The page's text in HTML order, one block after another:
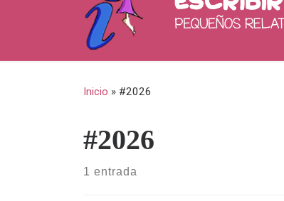
Inicio » #2026
#2026
1 entrada